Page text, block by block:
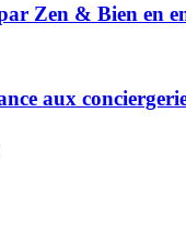
Zen & Bien en
aux